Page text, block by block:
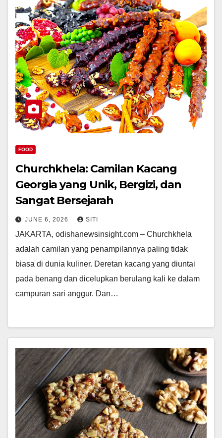
FOOD
Churchkhela: Camilan Kacang
Georgia yang Unik, Bergizi, dan
Sangat Bersejarah
JUNE 6, 2026 SITI
JAKARTA, odishanewsinsight.com – Churchkhela
adalah camilan yang penampilannya paling tidak
biasa di dunia kuliner. Deretan kacang yang diuntai
pada benang dan dicelupkan berulang kali ke dalam
campuran sari anggur. Dan…